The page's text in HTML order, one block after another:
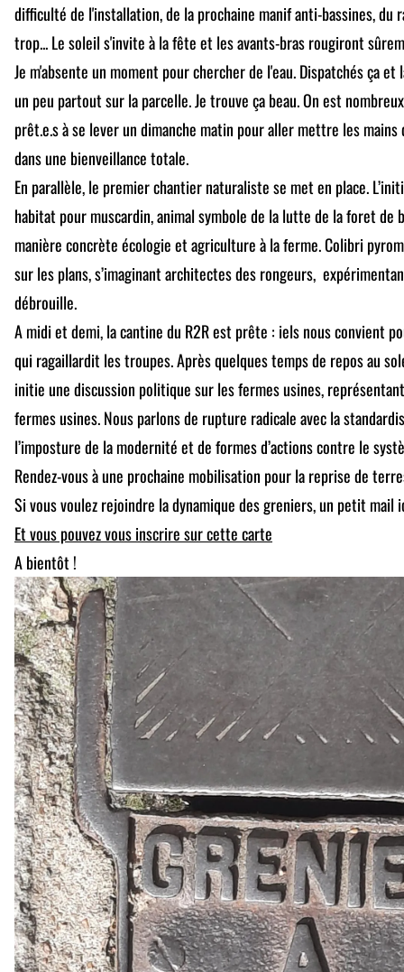
difficulté de l'installation, de la prochaine manif anti-bassines, du
trop... Le soleil s'invite à la fête et les avants-bras rougiront
Je m'absente un moment pour chercher de l'eau. Dispatchés ça
un peu partout sur la parcelle. Je trouve ça beau. On est
prêt.e.s à se lever un dimanche matin pour aller mettre les
dans une bienveillance totale.
En parallèle, le premier chantier naturaliste se met en place.
habitat pour muscardin, animal symbole de la lutte de la foret de
manière concrète écologie et agriculture à la ferme. Colibri
sur les plans, s’imaginant architectes des rongeurs,
débrouille.
A midi et demi, la cantine du R2R est prête : iels nous convient
qui ragaillardit les troupes. Après quelques temps de repos au
initie une discussion politique sur les fermes usines,
fermes usines. Nous parlons de rupture radicale avec la
l’imposture de la modernité et de formes d’actions contre le
Rendez-vous à une prochaine mobilisation pour la reprise de
Si vous voulez rejoindre la dynamique des greniers, un petit
Et vous pouvez vous inscrire sur cette carte
A bientôt !